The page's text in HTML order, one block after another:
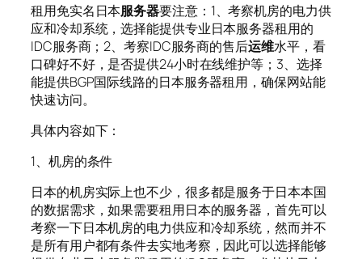
租用免实名日本服务器要注意：1、考察机房的电力供
应和冷却系统，选择能提供专业日本服务器租用的
IDC服务商；2、考察IDC服务商的售后运维水平，看
口碑好不好，是否提供24小时在线维护等；3、选择
能提供BGP国际线路的日本服务器租用，确保网站能
快速访问。
具体内容如下：
1、机房的条件
日本的机房实际上也不少，很多都是服务于日本本国
的数据需求，如果需要租用日本的服务器，首先可以
考察一下日本机房的电力供应和冷却系统，然而并不
是所有用户都有条件去实地考察，因此可以选择能够